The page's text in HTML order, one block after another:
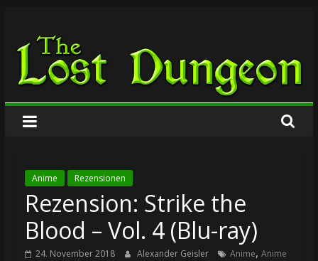
springen
The
Lost
Dungeon
Anime Rezensionen
Rezension: Strike the
Blood – Vol. 4 (Blu-ray)
24. November 2018 Alexander Geisler Anime, Anime